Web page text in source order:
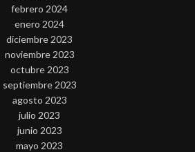
febrero 2024
enero 2024
diciembre 2023
noviembre 2023
octubre 2023
septiembre 2023
agosto 2023
julio 2023
junio 2023
mayo 2023